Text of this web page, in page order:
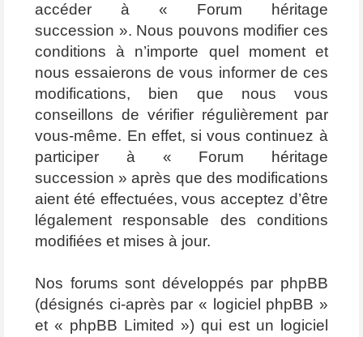
accéder à « Forum héritage
succession ». Nous pouvons modifier ces
conditions à n’importe quel moment et
nous essaierons de vous informer de ces
modifications, bien que nous vous
conseillons de vérifier régulièrement par
vous-même. En effet, si vous continuez à
participer à « Forum héritage
succession » après que des modifications
aient été effectuées, vous acceptez d’être
légalement responsable des conditions
modifiées et mises à jour.
Nos forums sont développés par phpBB
(désignés ci-après par « logiciel phpBB »
et « phpBB Limited ») qui est un logiciel